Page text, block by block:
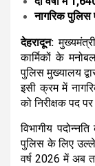
A
p
p
o
o
k
नागरिक पुलिस
देहरादून:
कार्मिकों के
पुलिस मुख्यालय
इसी क्रम में
को निरीक्षक पद
विभागीय
पुलिस के लिए
वर्ष 2026 में अब